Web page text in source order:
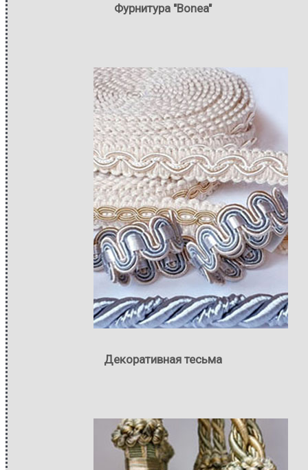
Фурнитура "Bonea"
Декоративная тесьма